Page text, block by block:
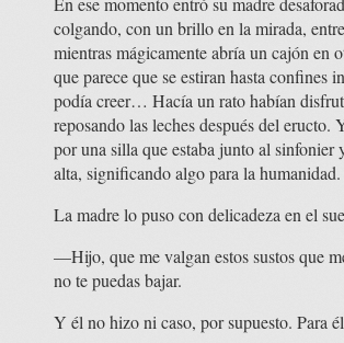
colgando, con un brillo en la mirada,
mientras mágicamente abría un cajón en
que parece que se estiran hasta
podía creer… Hacía un rato habían
reposando las leches después del
por una silla que estaba junto al sinfonier
alta, significando algo para la humanidad.
La madre lo puso con delicadeza en el
—Hijo, que me valgan estos sustos que
no te puedas bajar.
Y él no hizo ni caso, por supuesto. Para